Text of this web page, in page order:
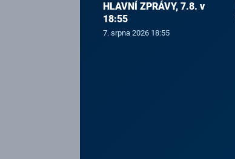
HLAVNÍ ZPRÁVY, 7.8. v
18:55
7. srpna 2026 18:55